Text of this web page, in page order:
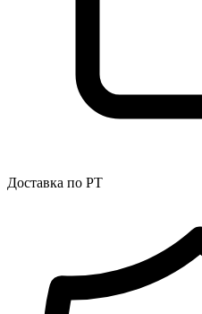
Доставка по РТ